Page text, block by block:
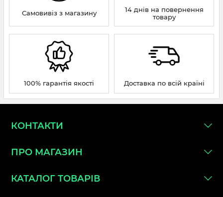
Самовивіз з магазину
14 днів на повернення
товару
100% гарантія якості Доставка по всій країні
КОНТАКТИ
ПРО МАГАЗИН
КАТАЛОГ ТОВАРІВ